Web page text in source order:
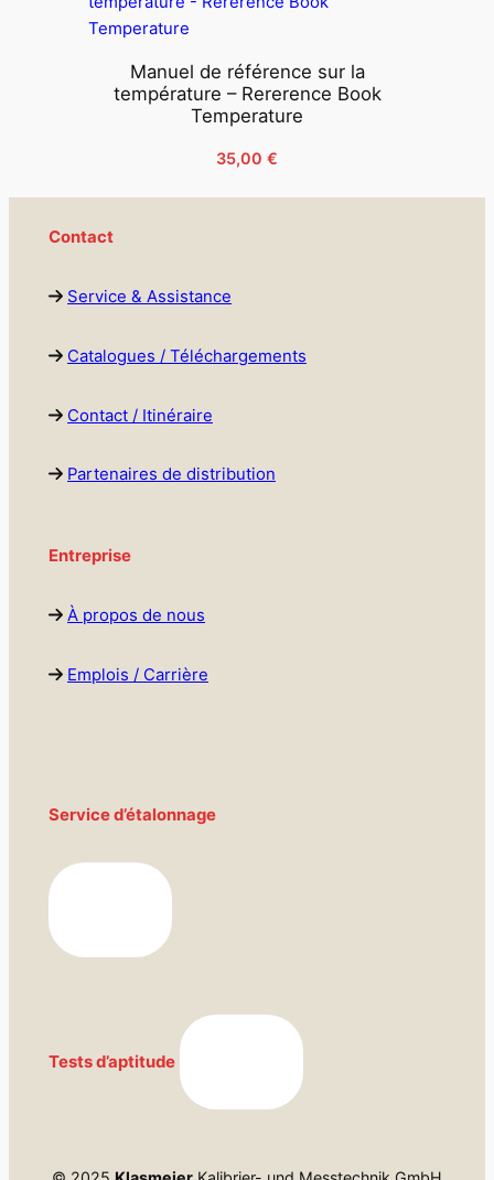
Manuel de référence sur la
température – Rererence Book
Temperature
35,00 €
Contact
Service & Assistance
Catalogues / Téléchargements
Contact / Itinéraire
Partenaires de distribution
Entreprise
À propos de nous
Emplois / Carrière
Service d’étalonnage
Tests d’aptitude